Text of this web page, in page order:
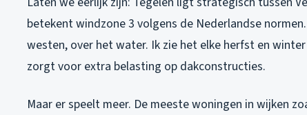
betekent windzone 3 volgens de Nederlandse
westen, over het water. Ik zie het elke herfst en
zorgt voor extra belasting op dakconstructies.
Maar er speelt meer. De meeste woningen in wijken